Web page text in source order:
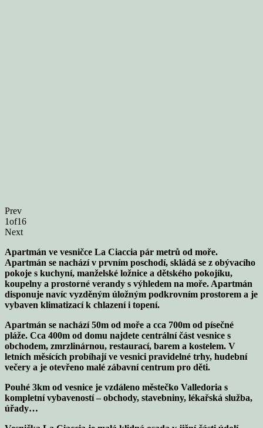
Prev
1of16
Next
Apartmán ve vesničce La Ciaccia pár metrů od moře.
Apartmán se nachází v prvním poschodí, skládá se z obývacího
pokoje s kuchyní, manželské ložnice a dětského pokojíku,
koupelny a prostorné verandy s výhledem na moře. Apartmán
disponuje navíc vyzděným úložným podkrovním prostorem a je
vybaven klimatizací k chlazení i topení.
Apartmán se nachází 50m od moře a cca 700m od písečné
pláže. Cca 400m od domu najdete centrální část vesnice s
obchodem, zmrzlinárnou, restaurací, barem a kostelem. V
letních měsících probíhají ve vesnici pravidelné trhy, hudební
večery a je otevřeno malé zábavní centrum pro děti.
Pouhé 3km od vesnice je vzdáleno městečko Valledoria s
kompletní vybaveností – obchody, stavebniny, lékařská služba,
úřady…